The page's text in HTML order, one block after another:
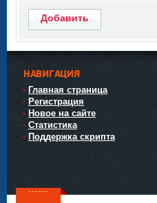
Добавить
НАВИГАЦИЯ
Главная страница
Регистрация
Новое на сайте
Статистика
Поддержка скрипта